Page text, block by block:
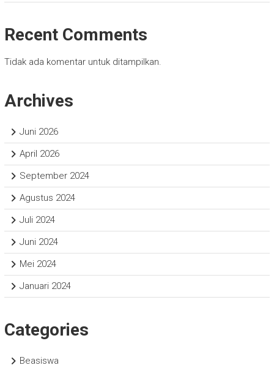
Recent Comments
Tidak ada komentar untuk ditampilkan.
Archives
Juni 2026
April 2026
September 2024
Agustus 2024
Juli 2024
Juni 2024
Mei 2024
Januari 2024
Categories
Beasiswa